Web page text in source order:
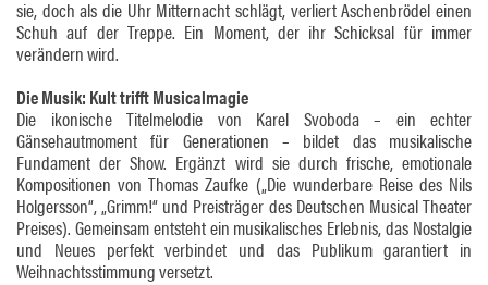
sie, doch als die Uhr Mitternacht schlägt, verliert Aschenbrödel einen
Schuh auf der Treppe. Ein Moment, der ihr Schicksal für immer
verändern wird.
Die Musik: Kult trifft Musicalmagie
Die ikonische Titelmelodie von Karel Svoboda – ein echter
Gänsehautmoment für Generationen – bildet das musikalische
Fundament der Show. Ergänzt wird sie durch frische, emotionale
Kompositionen von Thomas Zaufke („Die wunderbare Reise des Nils
Holgersson“, „Grimm!“ und Preisträger des Deutschen Musical Theater
Preises). Gemeinsam entsteht ein musikalisches Erlebnis, das Nostalgie
und Neues perfekt verbindet und das Publikum garantiert in
Weihnachtsstimmung versetzt.